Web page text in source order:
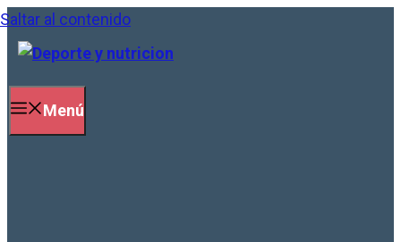
Saltar al contenido
Menú